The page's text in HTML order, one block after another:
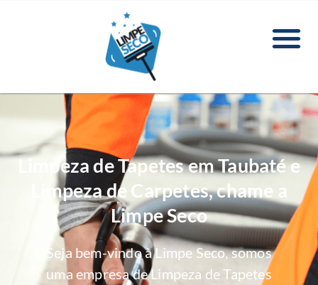
Limpeza de Tapetes em Taubaté e
Limpeza de Carpetes, chame a
Limpe Seco
Seja bem-vindo à Limpe Seco, somos
uma empresa de Limpeza de Tapetes